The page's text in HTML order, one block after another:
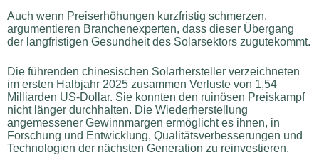
Auch wenn Preiserhöhungen kurzfristig schmerzen,
argumentieren Branchenexperten, dass dieser Übergang
der langfristigen Gesundheit des Solarsektors zugutekommt.
Die führenden chinesischen Solarhersteller verzeichneten
im ersten Halbjahr 2025 zusammen Verluste von 1,54
Milliarden US-Dollar. Sie konnten den ruinösen Preiskampf
nicht länger durchhalten. Die Wiederherstellung
angemessener Gewinnmargen ermöglicht es ihnen, in
Forschung und Entwicklung, Qualitätsverbesserungen und
Technologien der nächsten Generation zu reinvestieren.